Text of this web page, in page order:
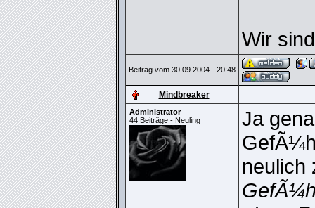
Wir
Beitrag vom 30.09.2004 - 20:48
Mindbreaker
Administrator
44 Beiträge - Neuling
Ja
neulich